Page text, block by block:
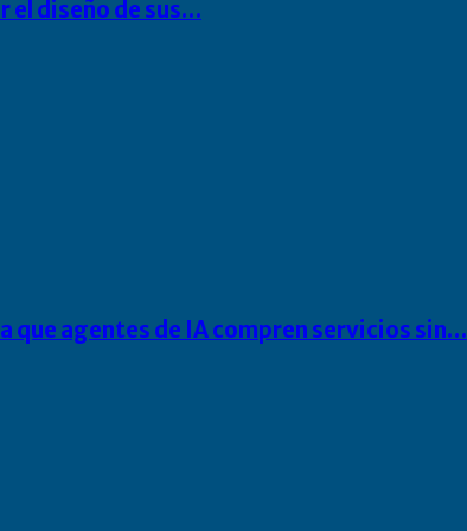
el diseño de sus…
agentes de IA compren servicios sin…